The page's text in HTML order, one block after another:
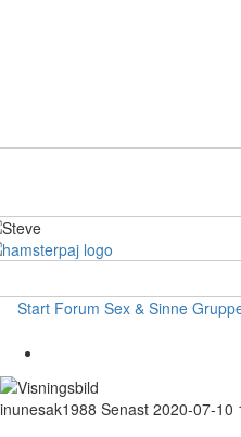
Start Forum Sex & Sinne
inunesak1988 Senast 2020-07-10